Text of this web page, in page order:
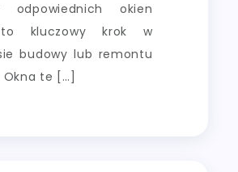
odpowiednich okien
kluczowy krok w
budowy lub remontu
te […]